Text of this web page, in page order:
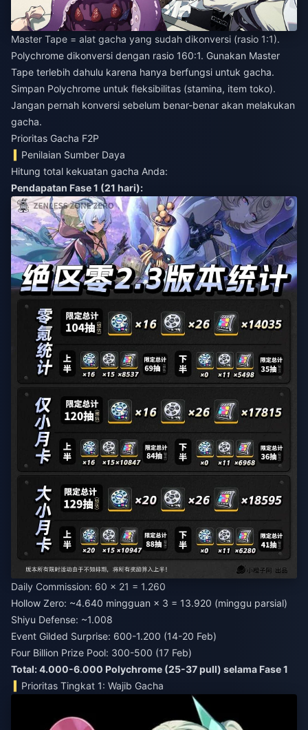
Master Tape = alat gacha yang sudah dikonversi (rasio 1:1).
Polychrome dikonversi dengan rasio 160:1. Gunakan Master
Tape terlebih dahulu karena hanya berfungsi untuk gacha.
Simpan Polychrome untuk fleksibilitas (stamina, item toko).
Jangan pernah konversi sebelum benar-benar akan melakukan
gacha.
Prioritas Gacha F2P
Penilaian Sumber Daya
Hitung total kekuatan gacha Anda:
Pendapatan Fase 1 (21 hari):
Daily Commission: 60 × 21 = 1.260
Hollow Zero: ~4.640 mingguan × 3 = 13.920 (minggu parsial)
Shiyu Defense: ~1.008
Event Gilded Surprise: 600-1.200 (14-20 Feb)
Four Billion Prize Pool: 300-500 (17 Feb)
Total: 4.000-6.000 Polychrome (25-37 pull) selama Fase 1
Prioritas Tingkat 1: Wajib Gacha